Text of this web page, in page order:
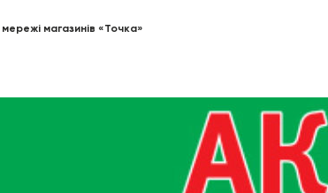
магазинів «Точка»